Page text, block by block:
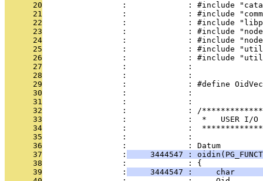
      20
:             : #include
      21
:             : #include
      22
:             : #include
      23
:             : #include
      24
:             : #include
      25
:             : #include
      26
:             : #include
      27
                 :             :
      28
                 :             :
      29
:             : #define
      30
                 :             :
      31
                 :             :
      32
:             : /
      33
:             :  *   USER I/
      34
:             :
      35
                 :             :
      36
                 :             : Datum
      37
                 :
3444547 :
      38
                 :             : {
      39
                 :
3444547 :     char